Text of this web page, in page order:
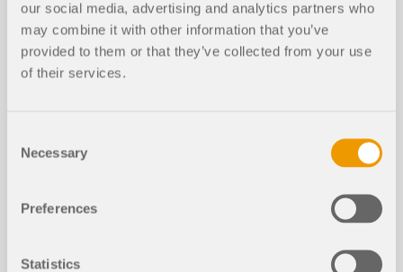
our social media, advertising and analytics partners who
may combine it with other information that you’ve
provided to them or that they’ve collected from your use
of their services.
Selection
Necessary
Preferences
Statistics
695x
Struttura del padiglione nello Zoo di Tabor